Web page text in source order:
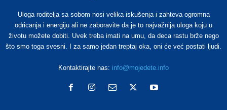
Uloga roditelja sa sobom nosi velika iskušenja i zahteva ogromna
odricanja i energiju ali ne zaboravite da je to najvažnija uloga koju u
životu možete dobiti. Uvek treba imati na umu, da deca rastu brže nego
što smo toga svesni. I za samo jedan treptaj oka, oni će već postati ljudi.
Kontaktirajte nas: info@mojedete.info